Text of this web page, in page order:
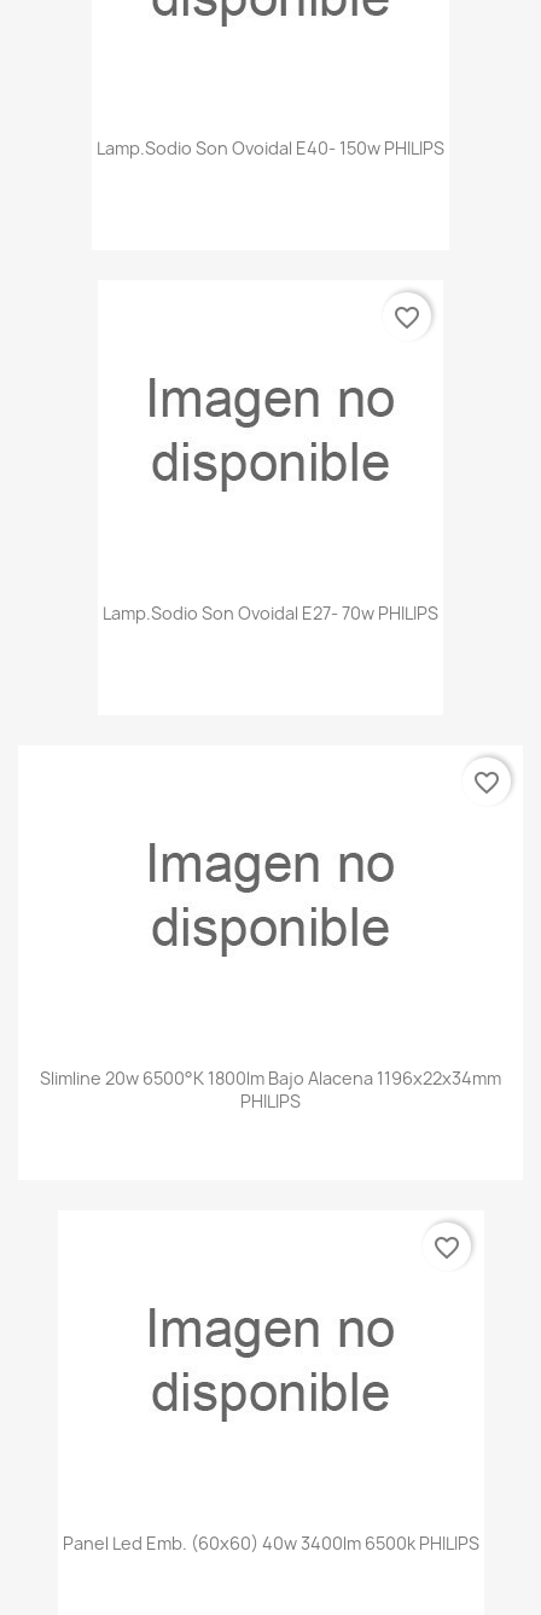
Lamp.sodio Son Ovoidal E40- 150w PHILIPS
Lamp.sodio Son Ovoidal E27- 70w PHILIPS
favorite_border
Slimline 20w 6500°k 1800lm Bajo Alacena 1196x22x34mm
PHILIPS
favorite_border
Panel Led Emb. (60x60) 40w 3400lm 6500k PHILIPS
favorite_border